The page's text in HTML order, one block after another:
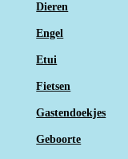
Dieren
Engel
Etui
Fietsen
Gastendoekjes
Geboorte